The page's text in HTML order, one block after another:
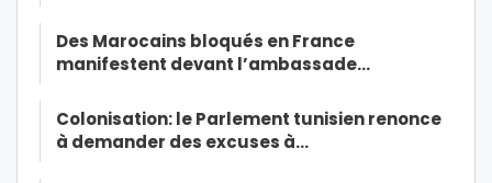
Des Marocains bloqués en France
manifestent devant l’ambassade…
Colonisation: le Parlement tunisien renonce
à demander des excuses à…